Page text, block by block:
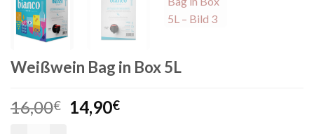
Weißwein Bag in Box 5L
16,00€
Ursprünglicher
Preis
14,90€Aktueller